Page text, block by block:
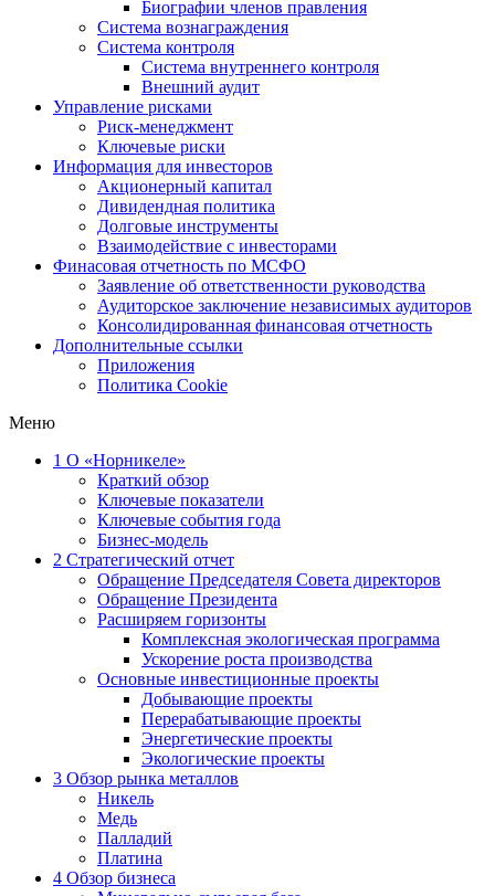
Биографии членов правления
Система вознаграждения
Система контроля
Система внутреннего контроля
Внешний аудит
Управление рисками
Риск-менеджмент
Ключевые риски
Информация для инвесторов
Акционерный капитал
Дивидендная политика
Долговые инструменты
Взаимодействие с инвеcторами
Финасовая отчетность по МСФО
Заявление об ответственности руководства
Аудиторское заключение независимых аудиторов
Консолидированная финансовая отчетность
Дополнительные ссылки
Приложения
Политика Cookie
Меню
1 О «Норникеле»
Краткий обзор
Ключевые показатели
Ключевые события года
Бизнес-модель
2 Стратегический отчет
Обращение Председателя Совета директоров
Обращение Президента
Расширяем горизонты
Комплексная экологическая программа
Ускорение роста производства
Основные инвестиционные проекты
Добывающие проекты
Перерабатывающие проекты
Энергетические проекты
Экологические проекты
3 Обзор рынка металлов
Никель
Медь
Палладий
Платина
4 Обзор бизнеса